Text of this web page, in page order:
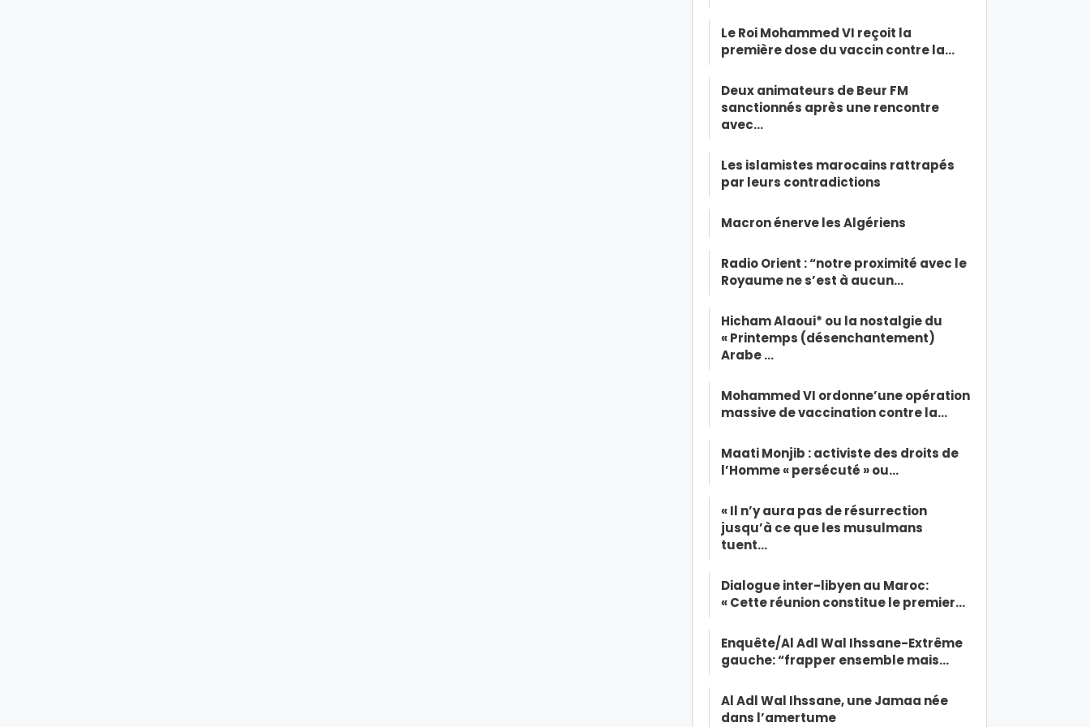
Le Roi Mohammed VI reçoit la
première dose du vaccin contre la…
Deux animateurs de Beur FM
sanctionnés après une rencontre
avec…
Les islamistes marocains rattrapés
par leurs contradictions
Macron énerve les Algériens
Radio Orient : “notre proximité avec le
Royaume ne s’est à aucun…
Hicham Alaoui* ou la nostalgie du
« Printemps (désenchantement)
Arabe …
Mohammed VI ordonne’une opération
massive de vaccination contre la…
Maati Monjib : activiste des droits de
l’Homme « persécuté » ou…
« Il n’y aura pas de résurrection
jusqu’à ce que les musulmans
tuent…
Dialogue inter-libyen au Maroc:
« Cette réunion constitue le premier…
Enquête/Al Adl Wal Ihssane-Extrême
gauche: “frapper ensemble mais…
Al Adl Wal Ihssane, une Jamaa née
dans l’amertume